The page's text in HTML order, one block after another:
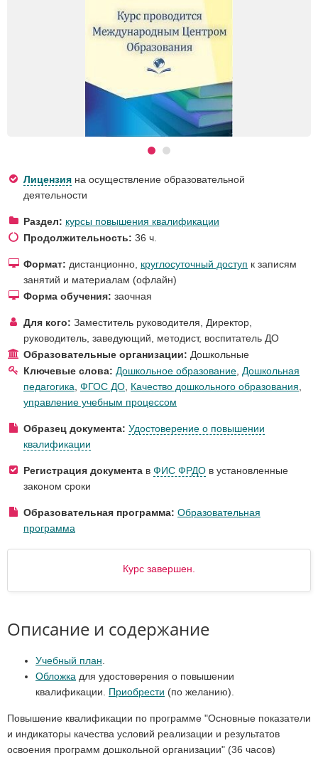
Лицензия на осуществление образовательной
деятельности
Раздел: курсы повышения квалификации
Продолжительность: 36 ч.
Формат: дистанционно, круглосуточный доступ к записям
занятий и материалам (офлайн)
Форма обучения: заочная
Для кого: Заместитель руководителя
Директор,
руководитель, заведующий
методист, воспитатель ДО
Образовательные организации: Дошкольные
Ключевые слова: Дошкольное образование Дошкольная
педагогика ФГОС ДО Качество дошкольного образования
управление учебным процессом
Образец документа: Удостоверение о повышении
квалификации
Регистрация документа в ФИС ФРДО в установленные
законом сроки
Образовательная программа: Образовательная
программа
Курс завершен.
Описание и содержание
Учебный план
Обложка для удостоверения о повышении
квалификации. Приобрести (по желанию).
Повышение квалификации по программе "Основные показатели
и индикаторы качества условий реализации и результатов
освоения программ дошкольной организации" (36 часов)